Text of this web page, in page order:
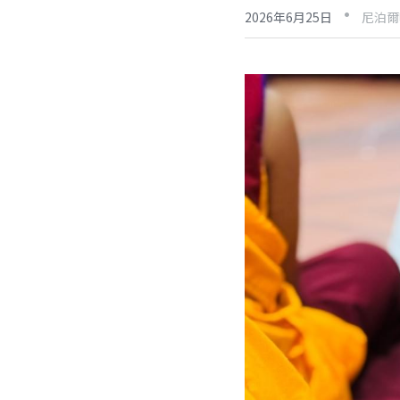
2026年6月25日 · 尼泊